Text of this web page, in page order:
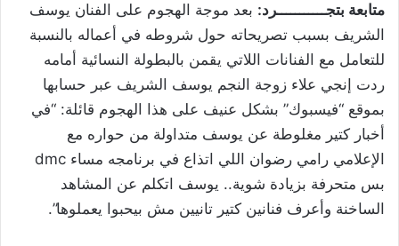
متابعة بتجـــــــــــرد: بعد موجة الهجوم على الفنان يوسف
الشريف بسبب تصريحاته حول شروطه في أعماله بالنسبة
للتعامل مع الفنانات اللاتي يقمن بالبطولة النسائية أمامه
ردت إنجي علاء زوجة النجم يوسف الشريف عبر حسابها
بموقع “فيسبوك” بشكل عنيف على هذا الهجوم قائلة: “في
أخبار كتير مغلوطة عن يوسف متداولة من حواره مع
الإعلامي رامي رضوان اللي اتذاع في برنامجه مساء dmc
بس متحرفة بزيادة شوية.. يوسف اتكلم عن المشاهد
الساخنة وأعرف فنانين كتير تانيين مش بيحبوا يعملوها”.